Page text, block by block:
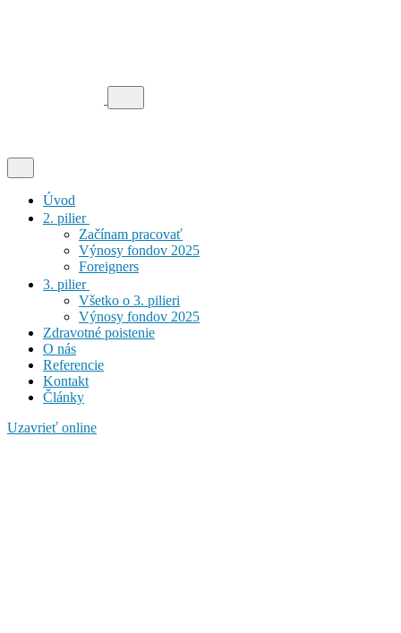
Úvod
2. pilier
Začínam pracovať
Výnosy fondov 2025
Foreigners
3. pilier
Všetko o 3. pilieri
Výnosy fondov 2025
Zdravotné poistenie
O nás
Referencie
Kontakt
Články
Uzavrieť online